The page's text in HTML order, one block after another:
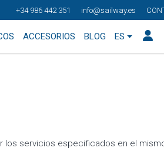
+34 986 442 351 info@sailway.es
ACCESORIOS BLOG ES
los servicios especificados en el